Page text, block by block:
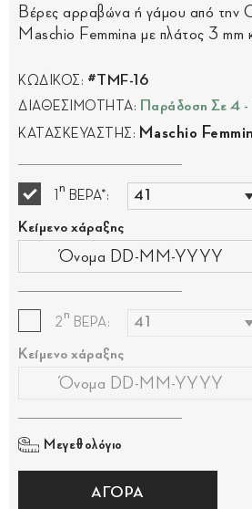
Βέρες αρραβώνα ή γάμου από την
Maschio Femmina με πλάτος 3 mm
ΚΩΔΙΚΟΣ: #TMF-16
ΔΙΑΘΕΣΙΜΟΤΗΤΑ: Παράδοση Σε 4
ΚΑΤΑΣΚΕΥΑΣΤΗΣ: Maschio
η
ΒΕΡΑ*:
Κείμενο χάραξης
2
η
ΒΕΡΑ:
Κείμενο χάραξης
Μεγεθολόγιο
ΑΓΟΡΑ